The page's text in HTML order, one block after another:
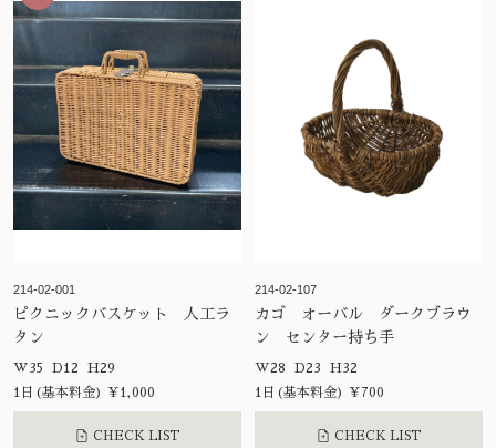
214-02-001
ピクニックバスケット 人工ラ
タン
W35 D12 H29
1日(基本料金) ¥1,000
CHECK LIST
214-02-107
カゴ オーバル ダークブラウ
ン センター持ち手
W28 D23 H32
1日(基本料金) ¥700
CHECK LIST